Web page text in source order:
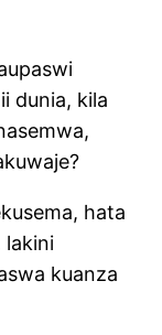
dunia, kila
hata
lakini
kuanza